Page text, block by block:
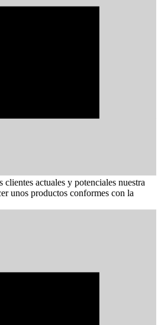
clientes actuales y potenciales nuestra
unos productos conformes con la